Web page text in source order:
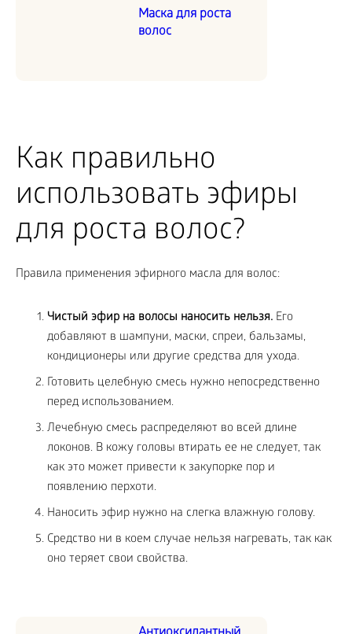
Маска для роста
волос
Как правильно
использовать эфиры
для роста волос?
Правила применения эфирного масла для волос:
Чистый эфир на волосы наносить нельзя. Его
добавляют в шампуни, маски, спреи, бальзамы,
кондиционеры или другие средства для ухода.
Готовить целебную смесь нужно непосредственно
перед использованием.
Лечебную смесь распределяют во всей длине
локонов. В кожу головы втирать ее не следует, так
как это может привести к закупорке пор и
появлению перхоти.
Наносить эфир нужно на слегка влажную голову.
Средство ни в коем случае нельзя нагревать, так как
оно теряет свои свойства.